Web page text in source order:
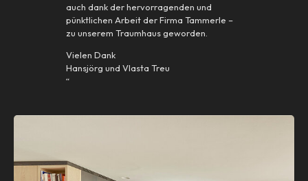
auch dank der hervorragenden und
pünktlichen Arbeit der Firma Tammerle –
zu unserem Traumhaus geworden.
Vielen Dank
Hansjörg und Vlasta Treu
“